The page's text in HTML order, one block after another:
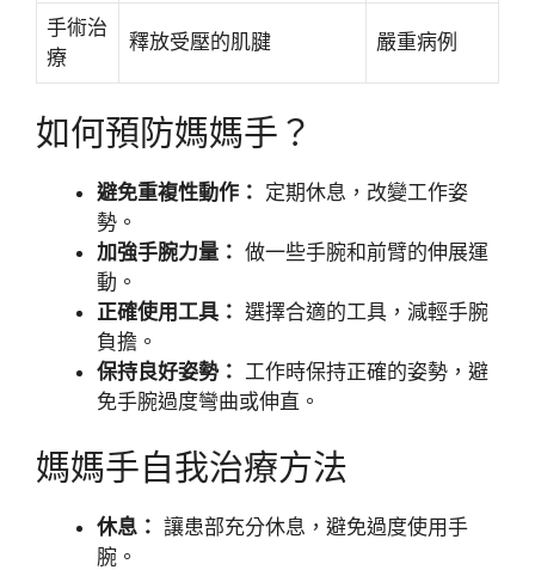
手術治
療
釋放受壓的肌腱 嚴重病例
如何預防媽媽手？
避免重複性動作： 定期休息，改變工作姿
勢。
加強手腕力量： 做一些手腕和前臂的伸展運
動。
正確使用工具： 選擇合適的工具，減輕手腕
負擔。
保持良好姿勢： 工作時保持正確的姿勢，避
免手腕過度彎曲或伸直。
媽媽手自我治療方法
休息： 讓患部充分休息，避免過度使用手
腕。